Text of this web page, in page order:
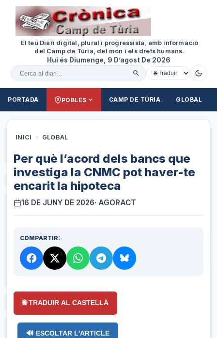
El teu Diari digital, plural i progressista, amb informació
del Camp de Túria, del món i els drets humans.
Hui és Diumenge, 9 D’agost De 2026
Cercar al diari
PORTADA POBLES CAMP DE TÚRIA GLOBAL
INICI › GLOBAL
Per què l’acord dels bancs que
investiga la CNMC pot haver-te
encarit la hipoteca
16 DE JUNY DE 2026· AGORACT
COMPARTIR:
🌐 TRADUIR AL CASTELLÀ
🔊 ESCOLTAR L'ARTICLE